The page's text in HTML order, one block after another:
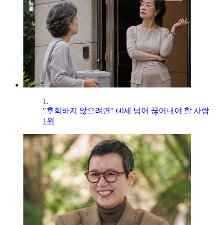
1.
"후회하지 않으려면" 60세 넘어 끊어내야 할 사람
1위